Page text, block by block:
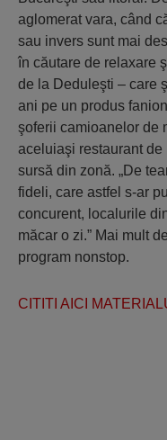
aglomerat vara, când
sau invers sunt mai
în căutare de relaxare
de la Deduleşti – care
ani pe un produs
şoferii camioanelor de
aceluiaşi restaurant
sursă din zonă. „De
fideli, care astfel s-ar
concurent, localurile
măcar o zi.” Mai mult
program nonstop.
CITITI AICI